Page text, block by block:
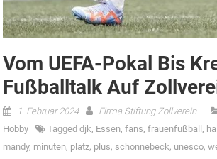
Vom UEFA-Pokal Bis
Fußballtalk Auf
1. Februar 2024 Firma Stiftung Zollverein
Hobby
Taggeddjk, Essen,fans,frauenfußball,
mandy, minuten, platz, plus, schonnebeck, unesco,